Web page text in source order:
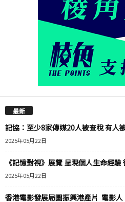
最新
記協：至少8家傳媒20人被查稅 有人
2025年05月22日
《記憶對視》展覽 呈現個人生命經
2025年05月22日
香港電影發展局圖振興港產片 電影人